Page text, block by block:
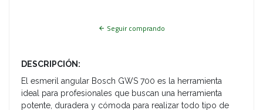
Seguir comprando
DESCRIPCIÓN:
El esmeril angular Bosch GWS 700 es la herramienta
ideal para profesionales que buscan una herramienta
potente, duradera y cómoda para realizar todo tipo de